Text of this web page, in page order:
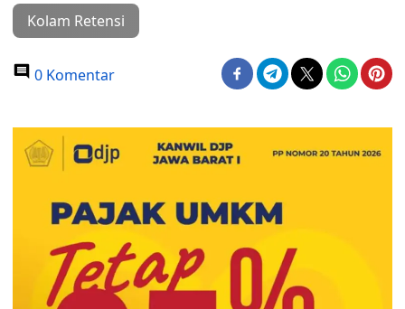
Kolam Retensi
0 Komentar